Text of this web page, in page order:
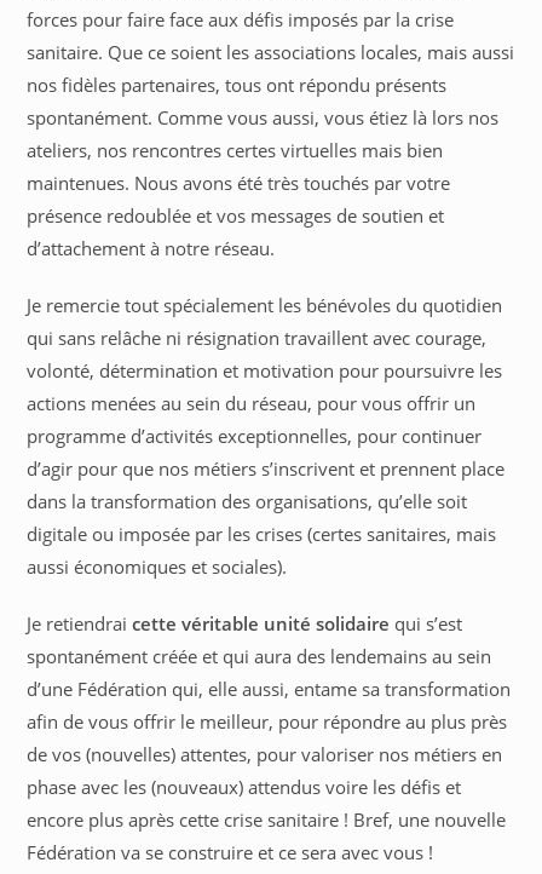
forces pour faire face aux défis imposés par la crise
sanitaire. Que ce soient les associations locales, mais aussi
nos fidèles partenaires, tous ont répondu présents
spontanément. Comme vous aussi, vous étiez là lors nos
ateliers, nos rencontres certes virtuelles mais bien
maintenues. Nous avons été très touchés par votre
présence redoublée et vos messages de soutien et
d’attachement à notre réseau.
Je remercie tout spécialement les bénévoles du quotidien
qui sans relâche ni résignation travaillent avec courage,
volonté, détermination et motivation pour poursuivre les
actions menées au sein du réseau, pour vous offrir un
programme d’activités exceptionnelles, pour continuer
d’agir pour que nos métiers s’inscrivent et prennent place
dans la transformation des organisations, qu’elle soit
digitale ou imposée par les crises (certes sanitaires, mais
aussi économiques et sociales).
Je retiendraicette véritable unité solidaire qui s’est
spontanément créée et qui aura des lendemains au sein
d’une Fédération qui, elle aussi, entame sa transformation
afin de vous offrir le meilleur, pour répondre au plus près
de vos (nouvelles) attentes, pour valoriser nos métiers en
phase avec les (nouveaux) attendus voire les défis et
encore plus après cette crise sanitaire ! Bref, une nouvelle
Fédération va se construire et ce sera avec vous !